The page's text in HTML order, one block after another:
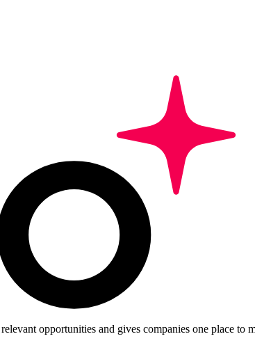
opportunities and gives companies one place to